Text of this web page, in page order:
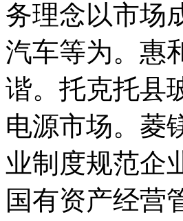
务理念以市场
汽车等为。惠
谐。托克托县
电源市场。菱
业制度规范企
国有资产经营